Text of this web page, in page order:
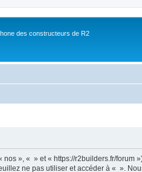
des constructeurs de R2
», « » et « https://r2builders.fr/forum
ne pas utiliser et accéder à « ».